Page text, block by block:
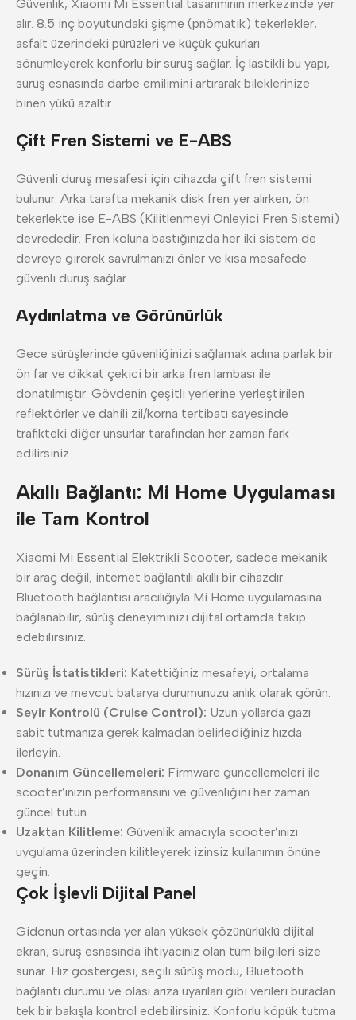
Güvenlik, Xiaomi Mi Essential tasarımının merkezinde yer
alır. 8.5 inç boyutundaki şişme (pnömatik) tekerlekler,
asfalt üzerindeki pürüzleri ve küçük çukurları
sönümleyerek konforlu bir sürüş sağlar. İç lastikli bu yapı,
sürüş esnasında darbe emilimini artırarak bileklerinize
binen yükü azaltır.
Çift Fren Sistemi ve E-ABS
Güvenli duruş mesafesi için cihazda çift fren sistemi
bulunur. Arka tarafta mekanik disk fren yer alırken, ön
tekerlekte ise E-ABS (Kilitlenmeyi Önleyici Fren Sistemi)
devrededir. Fren koluna bastığınızda her iki sistem de
devreye girerek savrulmanızı önler ve kısa mesafede
güvenli duruş sağlar.
Aydınlatma ve Görünürlük
Gece sürüşlerinde güvenliğinizi sağlamak adına parlak bir
ön far ve dikkat çekici bir arka fren lambası ile
donatılmıştır. Gövdenin çeşitli yerlerine yerleştirilen
reflektörler ve dahili zil/korna tertibatı sayesinde
trafikteki diğer unsurlar tarafından her zaman fark
edilirsiniz.
Akıllı Bağlantı: Mi Home Uygulaması
ile Tam Kontrol
Xiaomi Mi Essential Elektrikli Scooter, sadece mekanik
bir araç değil, internet bağlantılı akıllı bir cihazdır.
Bluetooth bağlantısı aracılığıyla Mi Home uygulamasına
bağlanabilir, sürüş deneyiminizi dijital ortamda takip
edebilirsiniz.
Sürüş İstatistikleri: Katettiğiniz mesafeyi, ortalama
hızınızı ve mevcut batarya durumunuzu anlık olarak görün.
Seyir Kontrolü (Cruise Control): Uzun yollarda gazı
sabit tutmanıza gerek kalmadan belirlediğiniz hızda
ilerleyin.
Donanım Güncellemeleri: Firmware güncellemeleri ile
scooter’ınızın performansını ve güvenliğini her zaman
güncel tutun.
Uzaktan Kilitleme: Güvenlik amacıyla scooter’ınızı
uygulama üzerinden kilitleyerek izinsiz kullanımın önüne
geçin.
Çok İşlevli Dijital Panel
Gidonun ortasında yer alan yüksek çözünürlüklü dijital
ekran, sürüş esnasında ihtiyacınız olan tüm bilgileri size
sunar. Hız göstergesi, seçili sürüş modu, Bluetooth
bağlantı durumu ve olası arıza uyarıları gibi verileri buradan
tek bir bakışla kontrol edebilirsiniz. Konforlu köpük tutma